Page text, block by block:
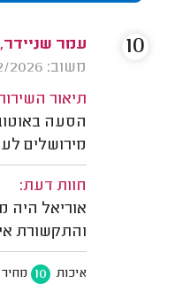
עמר
משוב: 03/02/2026
תיאור
הסעה
מירושלים
חוות דעת:
אוריאל היה
והתקשורת
איכות 10 מחיר
10